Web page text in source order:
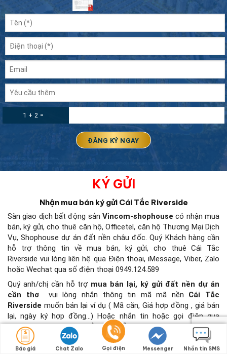
1 + 2 =
KÝ GỬI
Nhận mua bán ký gửi Cái Tắc Riverside
Sàn giao dịch bất động sản Vincom-shophousecó nhận mua
bán, ký gửi, cho thuê căn hộ, Officetel, căn hộ Thương Mại Dịch
Vụ, Shophouse dự án đất nền châu đốc. Quý Khách hàng cần
hỗ trợ thông tin về mua bán, ký gửi, cho thuê Cái Tắc
Riverside vui lòng liên hệ qua Điện thoại, iMessage, Viber, Zalo
hoặc Wechat qua số điện thoại 0949.124.589
Quý anh/chị cần hỗ trợ mua bán lại, ký gửi đất nền dự án
cần thơ
vui lòng nhắn thông tin mã mã nền Cái Tắc
Riverside muốn bán lại ví dụ ( Mã căn, Giá hợp đồng , giá bán
lại, ngày ký hợp đồng…) Hoặc nhắn tin hoặc gọi điện qua
hotline0949.124.589để hướng dẫn nhé.
Quý anh/chị có căn hộ muốn bán hoặc cho thuê vui lòng nhắn
tin qua Zalo/Viber qua số điện thoại 0949.124.589 với nội
Báo giá Chat Zalo Gọi điện Messenger Nhắn tin SMS